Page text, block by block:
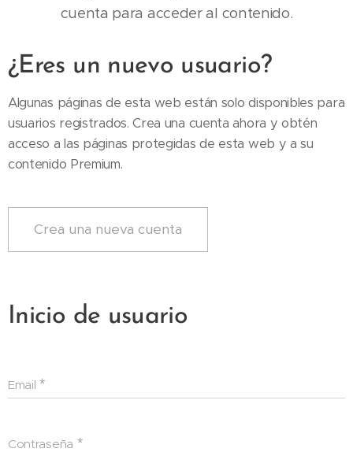
cuenta para acceder al contenido.
¿Eres un nuevo usuario?
Algunas páginas de esta web están solo disponibles para
usuarios registrados. Crea una cuenta ahora y obtén
acceso a las páginas protegidas de esta web y a su
contenido Premium.
Crea una nueva cuenta
Inicio de usuario
Email
Contraseña